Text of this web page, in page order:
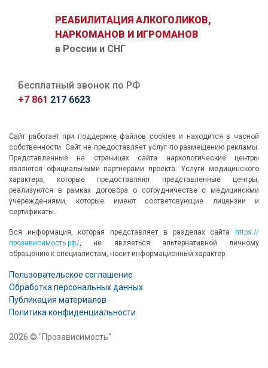
РЕАБИЛИТАЦИЯ АЛКОГОЛИКОВ,
НАРКОМАНОВ И ИГРОМАНОВ
в России и СНГ
Бесплатный звонок по РФ
+7 861 217 6623
Сайт работает при поддержке файлов cookies и находится в часной
собственности. Сайт не предоставляет услуг по размещению рекламы.
Представленные на страницах сайта наркологические центры
являются официальными партнерами проекта. Услуги медицинского
характера, которые предоставляют представленные центры,
реализуются в рамках договора о сотрудничестве с медицинскми
учереждениями, которые имеют соответсвующие лицензии и
сертификаты.
Вся информация, которая представляет в разделах сайта
https://
прозависимость.рф/ , не являеться альтернативной личному
обращению к специалистам, носит информационный характер.
Пользовательское соглашение
Обработка персональных данных
Публикация материалов
Политика конфиденциальности
2026 © "Прозависимость"